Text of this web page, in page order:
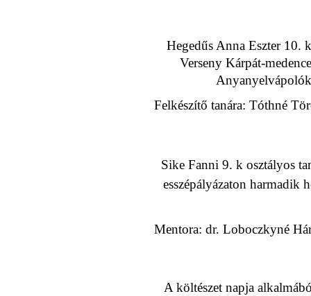
Hegedűs Anna Eszter 10.
Verseny Kárpát-
Felkészítő tanára: Tóthné
Sike Fanni 9. k osztályos
esszépályázaton harmadik
Mentora: dr. Loboczkyné
A költészet napja